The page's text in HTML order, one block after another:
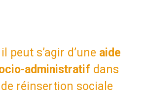
peut s’agir d’une aide
administratif dans
réinsertion sociale